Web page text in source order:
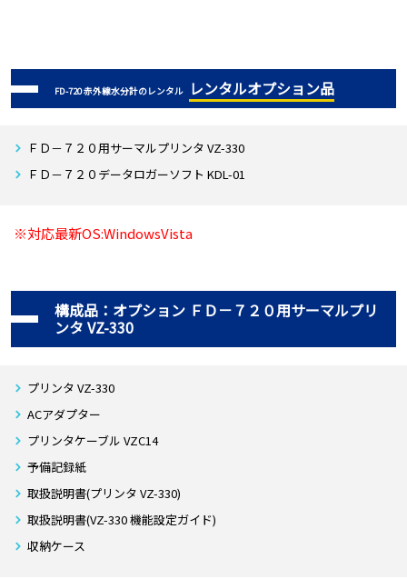
FD-720 赤外線水分計のレンタル レンタルオプション品
ＦＤ－７２０用サーマルプリンタ VZ-330
ＦＤ－７２０データロガーソフト KDL-01
※対応最新OS:WindowsVista
構成品：オプション ＦＤ－７２０用サーマルプリ
ンタ VZ-330
プリンタ VZ-330
ACアダプター
プリンタケーブル VZC14
予備記録紙
取扱説明書(プリンタ VZ-330)
取扱説明書(VZ-330 機能設定ガイド)
収納ケース